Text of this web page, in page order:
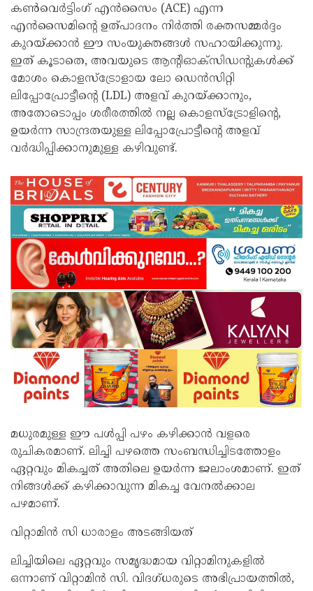
കൺവെർട്ടിംഗ് എൻസൈം (ACE) എന്ന
എൻസൈമിന്റെ ഉത്പാദനം നിർത്തി രക്തസമ്മർദ്ദം
കുറയ്ക്കാൻ ഈ സംയുക്തങ്ങൾ സഹായിക്കുന്നു.
ഇത് കൂടാതെ, അവയുടെ ആന്റിഓക്‌സിഡന്റുകൾക്ക്
മോശം കൊളസ്‌ട്രോളായ ലോ ഡെൻസിറ്റി
ലിപ്പോപ്രോട്ടീന്റെ (LDL) അളവ് കുറയ്ക്കാനും,
അതോടൊപ്പം ശരീരത്തിൽ നല്ല കൊളസ്‌ട്രോളിന്റെ,
ഉയർന്ന സാന്ദ്രതയുള്ള ലിപ്പോപ്രോട്ടീന്റെ അളവ്
വർദ്ധിപ്പിക്കാനുമുള്ള കഴിവുണ്ട്.
മധുരമുള്ള ഈ പള്‍പ്പി പഴം കഴിക്കാന്‍ വളരെ
രുചികരമാണ്. ലിച്ചി പഴത്തെ സംബന്ധിച്ചിടത്തോളം
ഏറ്റവും മികച്ചത് അതിലെ ഉയര്‍ന്ന ജലാംശമാണ്. ഇത്
നിങ്ങള്‍ക്ക് കഴിക്കാവുന്ന മികച്ച വേനല്‍ക്കാല
പഴമാണ്.
വിറ്റാമിന്‍ സി ധാരാളം അടങ്ങിയത്
ലിച്ചിയിലെ ഏറ്റവും സമൃദ്ധമായ വിറ്റാമിനുകളില്‍
ഒന്നാണ് വിറ്റാമിന്‍ സി. വിദഗ്ധരുടെ അഭിപ്രായത്തില്‍,